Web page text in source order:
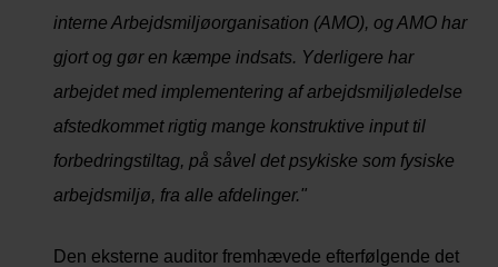
interne Arbejdsmiljøorganisation (AMO), og AMO har
gjort og gør en kæmpe indsats. Yderligere har
arbejdet med implementering af arbejdsmiljøledelse
afstedkommet rigtig mange konstruktive input til
forbedringstiltag, på såvel det psykiske som fysiske
arbejdsmiljø, fra alle afdelinger."
Den eksterne auditor fremhævede efterfølgende det